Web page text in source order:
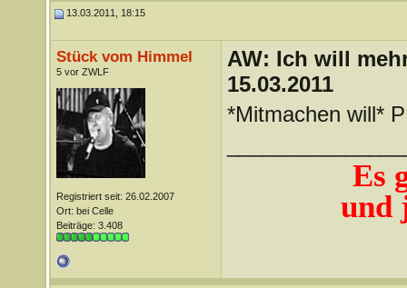
13.03.2011, 18:15
Stück vom Himmel
5 vor ZWLF
Registriert seit: 26.02.2007
Ort: bei Celle
Beiträge: 3.408
AW: Ich will
15.03.2011
*Mitmachen will*
Es
und